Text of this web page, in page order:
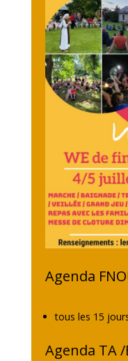
Agenda
tous les 15
Agenda TA /